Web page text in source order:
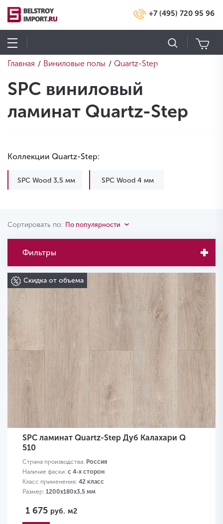
+7 (495) 720 95 96
Главная / Виниловые полы / Quartz-Step
SPC виниловый
ламинат Quartz-Step
Коллекции Quartz-Step:
SPC Wood 3,5 мм SPC Wood 4 мм
Сортировать по: По популярности
Фильтры
Скидка от объема
SPC ламинат Quartz-Step Дуб Калахари Q
510
Страна производства: Россия
Наличие фаски: с 4-х сторон
Класс применения: 42 класс
Размер: 1200х180х3,5 мм
1 675 руб. м2